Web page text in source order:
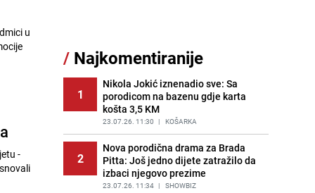
u
-
11
naselju Vraca? Policija zaprimila
dojavu, izašli na teren
PRIJE 2 DANA | CRNA HRONIKA
Znate li šta Dino Merlin pojede prije
izlaska na scenu? Njegov ritual
iznenadio mnoge
PRIJE 1 DAN | SHOWBIZ
Nastavak provokacija: MUP RS
oduzeo zastavu s ljiljanima i
/ Najkomentiranije
1
Nikola Jokić iznenadio sve: Sa
porodicom na bazenu gdje karta
košta 3,5 KM
23.07.26. 11:30 | KOŠARKA
2
Nova porodična drama za Brada
Pitta: Još jedno dijete zatražilo da
izbaci njegovo prezime
23.07.26. 11:34 | SHOWBIZ